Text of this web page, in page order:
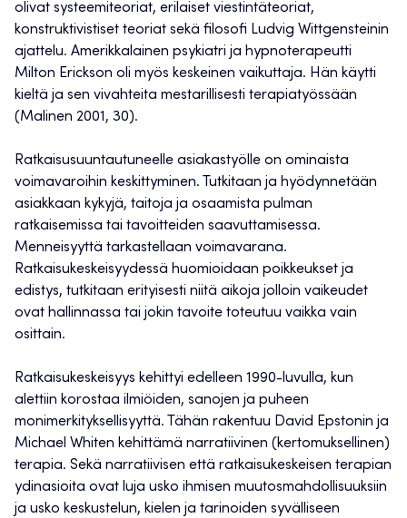
olivat systeemiteoriat, erilaiset viestintäteoriat,
konstruktivistiset teoriat sekä filosofi Ludvig Wittgensteinin
ajattelu. Amerikkalainen psykiatri ja hypnoterapeutti
Milton Erickson oli myös keskeinen vaikuttaja. Hän käytti
kieltä ja sen vivahteita mestarillisesti terapiatyössään
(Malinen 2001, 30).
Ratkaisusuuntautuneelle asiakastyölle on ominaista
voimavaroihin keskittyminen. Tutkitaan ja hyödynnetään
asiakkaan kykyjä, taitoja ja osaamista pulman
ratkaisemissa tai tavoitteiden saavuttamisessa.
Menneisyyttä tarkastellaan voimavarana.
Ratkaisukeskeisyydessä huomioidaan poikkeukset ja
edistys, tutkitaan erityisesti niitä aikoja jolloin vaikeudet
ovat hallinnassa tai jokin tavoite toteutuu vaikka vain
osittain.
Ratkaisukeskeisyys kehittyi edelleen 1990-luvulla, kun
alettiin korostaa ilmiöiden, sanojen ja puheen
monimerkityksellisyyttä. Tähän rakentuu David Epstonin ja
Michael Whiten kehittämä narratiivinen (kertomuksellinen)
terapia. Sekä narratiivisen että ratkaisukeskeisen terapian
ydinasioita ovat luja usko ihmisen muutosmahdollisuuksiin
ja usko keskustelun, kielen ja tarinoiden syvälliseen